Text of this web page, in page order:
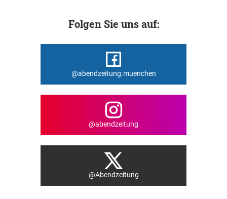
Folgen Sie uns auf:
@abendzeitung.muenchen
@abendzeitung
@Abendzeitung